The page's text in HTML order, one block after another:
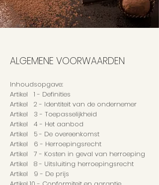
ALGEMENE VOORWAARDEN
Inhoudsopgave:
Artikel 1 - Definities
Artikel 2 - Identiteit van de ondernemer
Artikel 3 - Toepasselijkheid
Artikel 4 - Het aanbod
Artikel 5 - De overeenkomst
Artikel 6 - Herroepingsrecht
Artikel 7 - Kosten in geval van herroeping
Artikel 8 - Uitsluiting herroepingsrecht
Artikel 9 - De prijs